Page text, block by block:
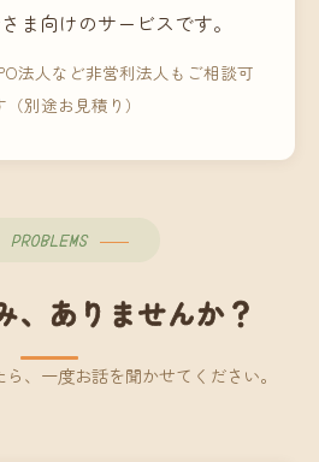
ま向けのサービスです。
法人など非営利法人もご相談可
別途お見積り）
PROBLEMS
、ありませんか？
、一度お話を聞かせてください。